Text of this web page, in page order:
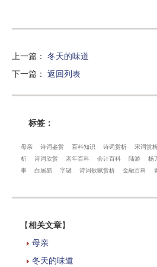
上一篇 ： 冬天的味道
下一篇 ： 返回列表
标签：
母亲 诗词鉴赏 百科知识 诗词赏析 宋词赏
析
诗词欣赏 老年百科 会计百科 陆游 杨
事
白居易 字谜 诗词歌赋赏析 金融百科
【相关文章】
母亲
冬天的味道